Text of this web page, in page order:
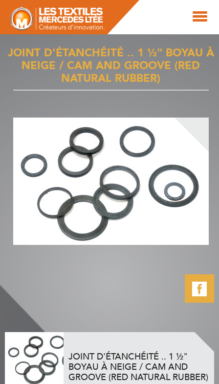
JOINT D'ÉTANCHÉITÉ .. 1 ½" BOYAU À
NEIGE / CAM AND GROOVE (RED
NATURAL RUBBER)
JOINT D'ÉTANCHÉITÉ .. 1 ½"
BOYAU À NEIGE / CAM AND
GROOVE (RED NATURAL RUBBER)